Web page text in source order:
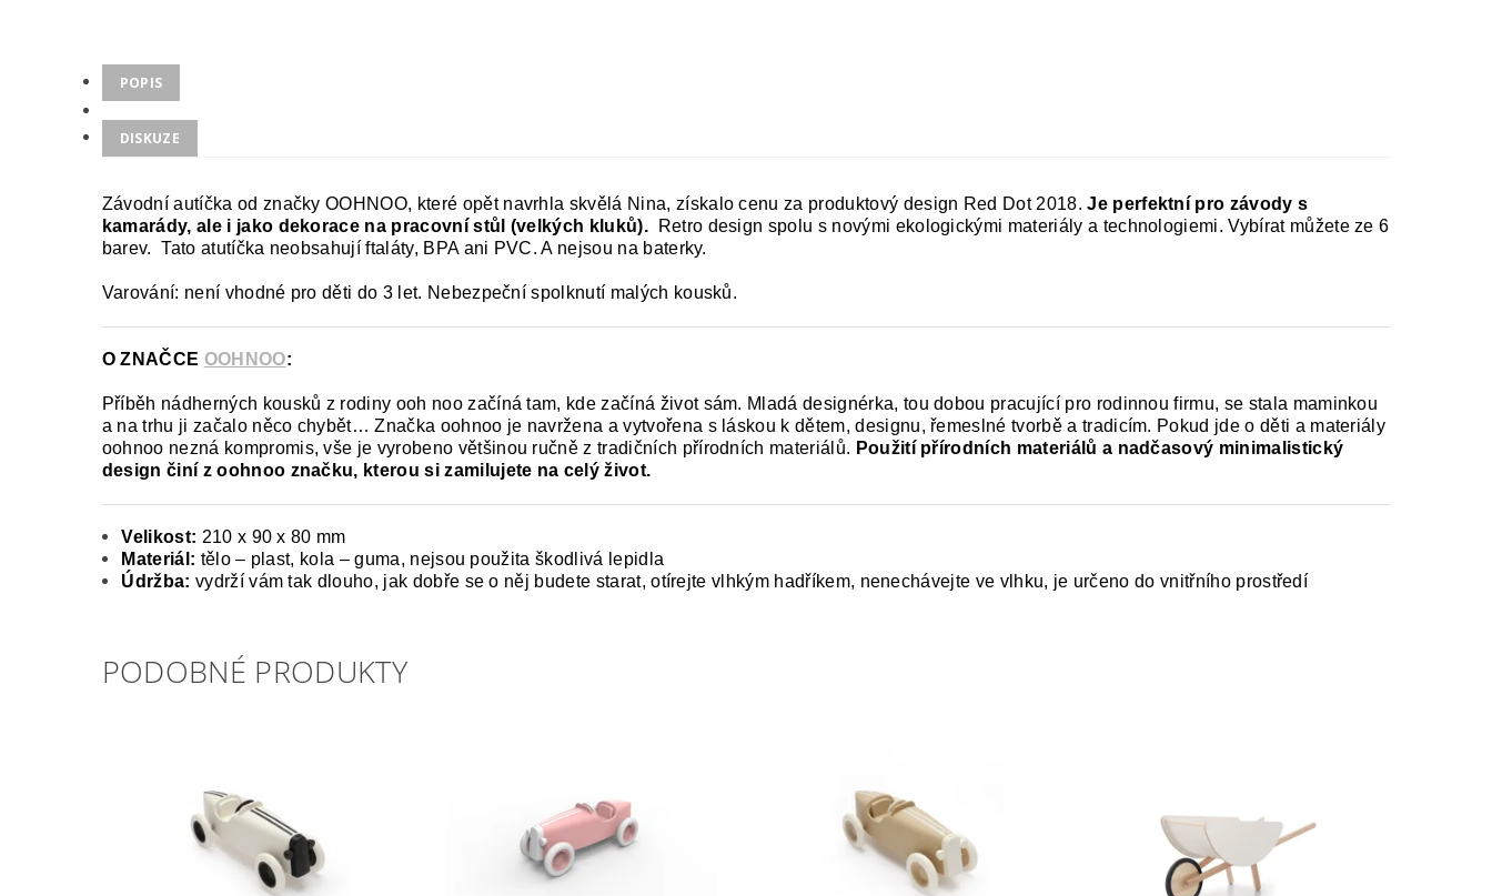
POPIS
DISKUZE
Závodní autíčka od značky OOHNOO, které opět navrhla skvělá Nina, získalo cenu za produktový design Red Dot 2018.Je perfektní pro závody s
kamarády, ale i jako dekorace na pracovní stůl (velkých kluků).
Retro design spolu s novými ekologickými materiály a technologiemi. Vybírat můžete ze 6
barev. Tato atutíčka neobsahují ftaláty, BPA ani PVC. A nejsou na baterky.
Varování: není vhodné pro děti do 3 let. Nebezpeční spolknutí malých kousků.
O ZNAČCE OOHNOO:
Příběh nádherných kousků z rodiny ooh noo začíná tam, kde začíná život sám. Mladá designérka, tou dobou pracující pro rodinnou firmu, se stala maminkou
a na trhu ji začalo něco chybět… Značka oohnoo je navržena a vytvořena s láskou k dětem, designu, řemeslné tvorbě a tradicím. Pokud jde o děti a materiály
oohnoo nezná kompromis, vše je vyrobeno většinou ručně z tradičních přírodních materiálů. Použití přírodních materiálů a nadčasový minimalistický
design činí z oohnoo značku, kterou si zamilujete na celý život.
Velikost: 210 x 90 x 80 mm
Materiál: tělo – plast, kola – guma, nejsou použita škodlivá lepidla
Údržba: vydrží vám tak dlouho, jak dobře se o něj budete starat, otírejte vlhkým hadříkem, nenechávejte ve vlhku, je určeno do vnitřního prostředí
PODOBNÉ PRODUKTY